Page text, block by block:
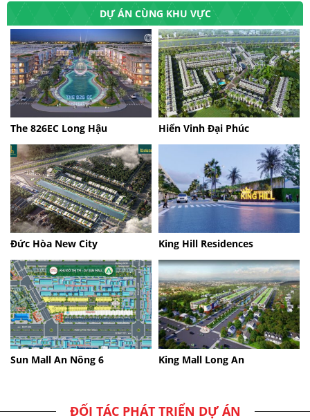
DỰ ÁN CÙNG KHU VỰC
The 826EC Long Hậu Hiển Vinh Đại Phúc
Đức Hòa New City King Hill Residences
Sun Mall An Nông 6 King Mall Long An
ĐỐI TÁC PHÁT TRIỂN DỰ ÁN